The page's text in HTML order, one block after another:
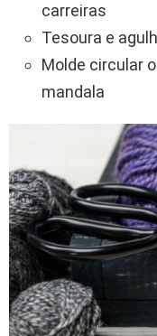
carreiras
Tesoura e
Molde circular
mandala